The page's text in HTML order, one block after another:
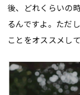
後、どれくらいの
るんですよ。ただ
ことをオススメして